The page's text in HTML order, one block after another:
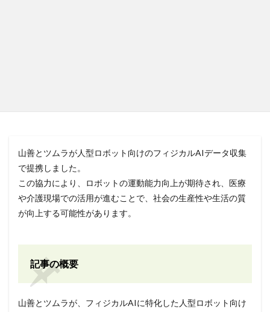
山善とツムラが人型ロボット向けのフィジカルAIデータ収集
で提携しました。
この協力により、ロボットの運動能力向上が期待され、医療
や介護現場での活用が進むことで、社会の生産性や生活の質
が向上する可能性があります。
記事の概要
山善とツムラが、フィジカルAIに特化した人型ロボット向け